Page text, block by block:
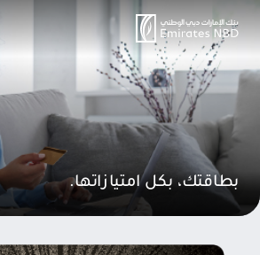
بطاقتك، بكل امتيازاتها.